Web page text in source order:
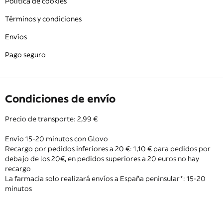
Términos y condiciones
Envíos
Pago seguro
Condiciones de envío
Precio de transporte: 2,99 €
Envío 15-20 minutos con Glovo
Recargo por pedidos inferiores a 20 €: 1,10 € para pedidos por
debajo de los 20€, en pedidos superiores a 20 euros no hay
recargo
La farmacia solo realizará envíos a España peninsular*: 15-20
minutos